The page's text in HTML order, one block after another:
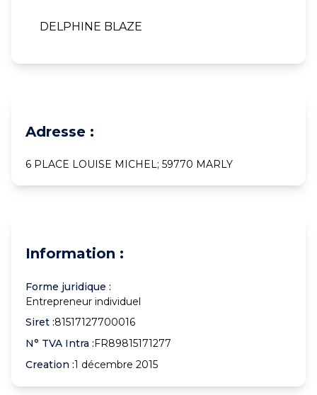
DELPHINE BLAZE
Adresse :
6 PLACE LOUISE MICHEL; 59770 MARLY
Information :
Forme juridique :
Entrepreneur individuel
Siret :81517127700016
N° TVA Intra :FR89815171277
Creation :1 décembre 2015